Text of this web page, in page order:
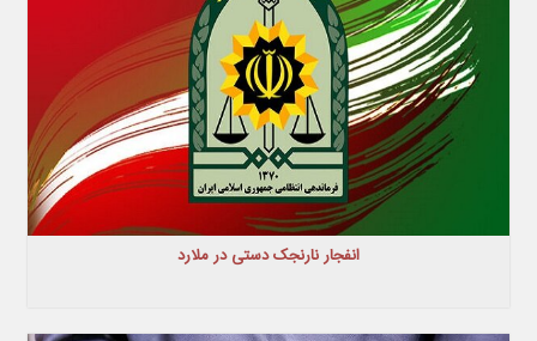
انفجار نارنجک دستی در ملارد